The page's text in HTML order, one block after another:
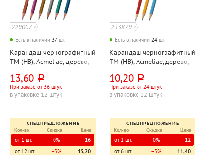
229007
Есть в наличии 37 шт.
Карандаш чернографитный
ТМ (HB), Acmeliae, дерево,
без ластика, корпус
ассорти, металлик,
трехгранный
13,60 руб.
При заказе от 36 штук
в упаковке 12 штук
СПЕЦПРЕДЛОЖЕНИЕ
Кол-во
Скидка Цена
от 1 шт. 0%
16
от 12 шт.
−5%
15,20
233879
Есть в наличии 24 шт.
Карандаш чернографитный
ТМ (HB), Acmeliae, дерево,
без ластика, корпус
ассорти, шестигранный
10,20 руб.
При заказе от 24 штук
в упаковке 12 штук
СПЕЦПРЕДЛОЖЕНИЕ
Кол-во
Скидка Цена
от 1 шт. 0%
12
от 6 шт.
−5%
11,40